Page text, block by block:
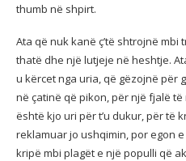
thumb në shpirt.
Ata që nuk kanë ç’të shtrojnë
thatë dhe një lutjeje në heshtje.
u kërcet nga uria, që gëzojnë për
në çatinë që pikon, për një fjalë
është kjo uri për t’u dukur, për të
reklamuar jo ushqimin, por egon
kripë mbi plagët e një populli që